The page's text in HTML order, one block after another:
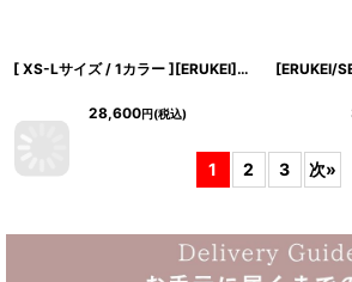
[ XS-Lサイズ / 1カラー ][ERUKEI]総レース・シアー・ウエストマーク・ノースリーブ・インナーミニ・バックスリット・タイト・ロングドレス[送料無料]
28,600円(税込)
1 2 3 次»